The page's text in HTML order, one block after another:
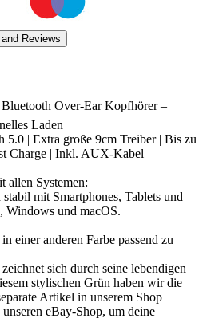
Reviews
Over-Ear Kopfhörer –
Laden
5.0 | Extra große 9cm Treiber | Bis zu
Charge | Inkl. AUX-Kabel
allen Systemen:
mit Smartphones, Tablets und
Windows und macOS.
einer anderen Farbe passend zu
sich durch seine lebendigen
stylischen Grün haben wir die
Artikel in unserem Shop
eBay-Shop, um deine